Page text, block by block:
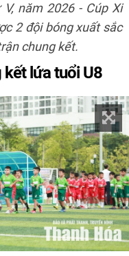
năm 2026 - Cúp Xi
2 đội bóng xuất sắc
chung kết.
kết lứa tuổi U8